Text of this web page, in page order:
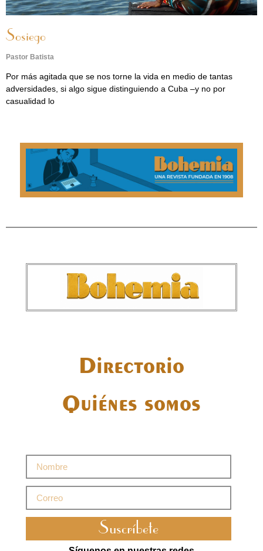
Sosiego
Pastor Batista
Por más agitada que se nos torne la vida en medio de tantas
adversidades, si algo sigue distinguiendo a Cuba –y no por
casualidad lo
Directorio
Quiénes somos
Suscríbete